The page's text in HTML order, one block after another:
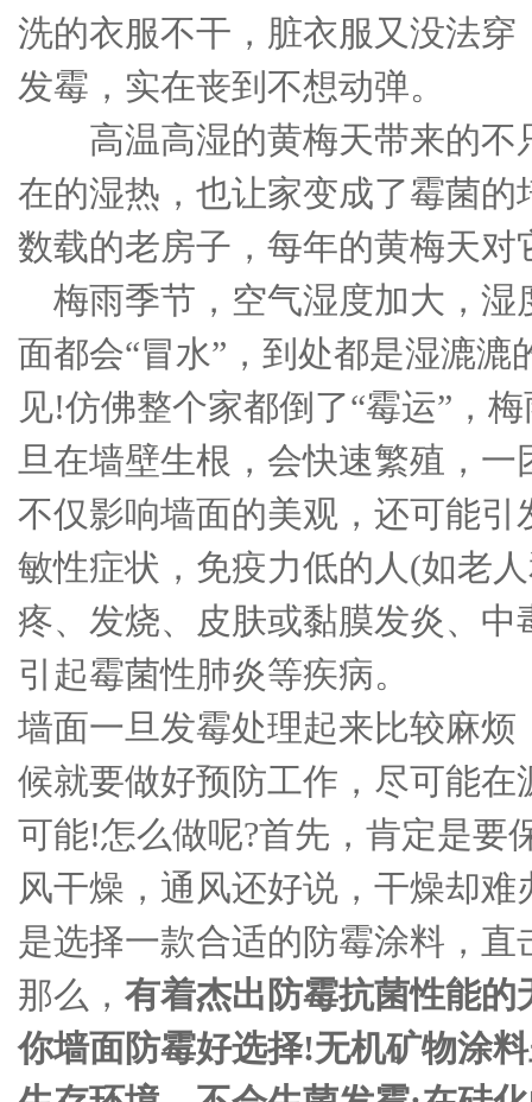
洗的衣服不干，脏衣服又没法
发霉，实在丧到不想动弹。
高温高湿的黄梅天带来的不
在的湿热，也让家变成了霉菌
数载的老房子，每年的黄梅天对
梅雨季节，空气湿度加大，湿
面都会“冒水”，到处都是湿漉漉
见!仿佛整个家都倒了“霉运”，
旦在墙壁生根，会快速繁殖，
不仅影响墙面的美观，还可能
敏性症状，免疫力低的人(如老
疼、发烧、皮肤或黏膜发炎、
引起霉菌性肺炎等疾病。
墙面一旦发霉处理起来比较麻
候就要做好预防工作，尽可能
可能!怎么做呢?首先，肯定是要
风干燥，通风还好说，干燥却
是选择一款合适的防霉涂料，直
那么， 有着杰出防霉抗菌性能的
你墙面防霉好选择!无机矿物涂